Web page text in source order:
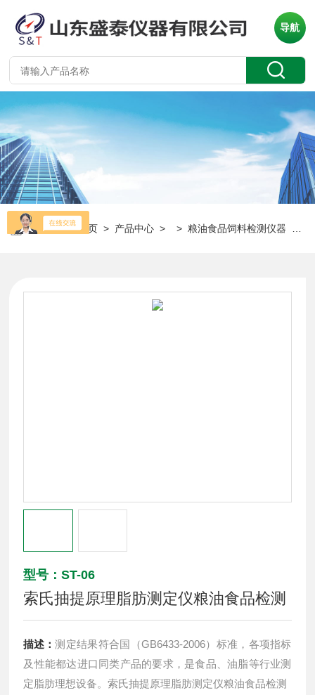
导航
当前位置：首页 > 产品中心 > >粮油食品饲料检测仪器
型号：ST-06
索氏抽提原理脂肪测定仪粮油食品检测
描述：测定结果符合国（GB6433-2006）标准，各项指标
及性能都达进口同类产品的要求，是食品、油脂等行业测
定脂肪理想设备。索氏抽提原理脂肪测定仪粮油食品检测